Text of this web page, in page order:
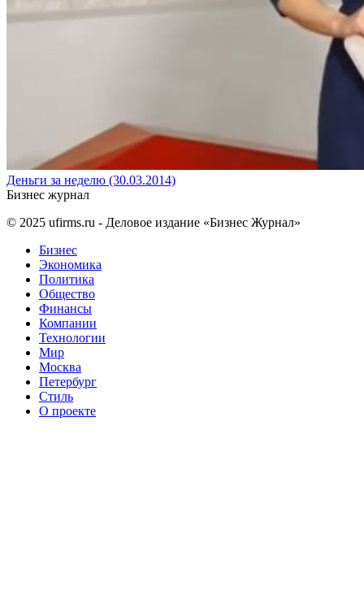
Деньги за неделю (30.03.2014)
Бизнес журнал
© 2025 ufirms.ru - Деловое издание «Бизнес Журнал»
Бизнес
Экономика
Политика
Общество
Финансы
Компании
Технологии
Мир
Москва
Петербург
Стиль
О проекте